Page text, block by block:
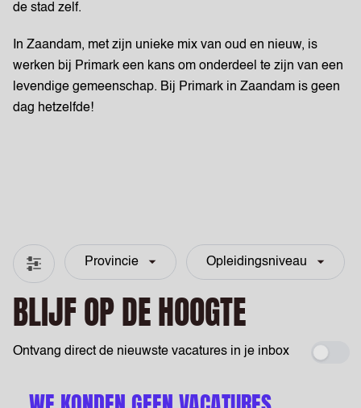
de stad zelf.
In Zaandam, met zijn unieke mix van oud en nieuw, is
werken bij Primark een kans om onderdeel te zijn van een
levendige gemeenschap. Bij Primark in Zaandam is geen
dag hetzelfde!
Filter & zoeken
Provincie Opleidingsniveau
BLIJF OP DE HOOGTE
Ontvang direct de nieuwste vacatures in je inbox